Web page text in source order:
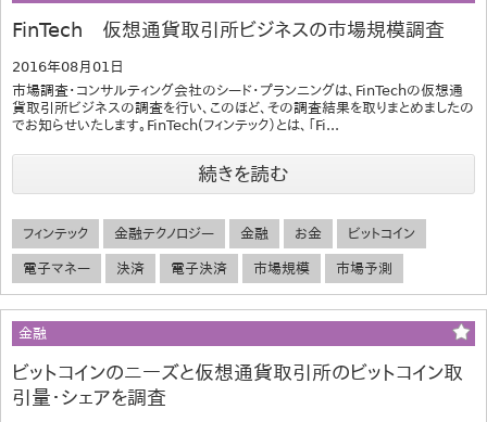
FinTech 仮想通貨取引所ビジネスの市場規模調査
2016年08月01日
市場調査・コンサルティング会社のシード・プランニングは、FinTechの仮想通
貨取引所ビジネスの調査を行い、このほど、その調査結果を取りまとめましたの
でお知らせいたします。FinTech(フィンテック）とは、「Fi...
続きを読む
フィンテック 金融テクノロジー 金融 お金 ビットコイン
電子マネー 決済 電子決済 市場規模 市場予測
金融
ビットコインのニーズと仮想通貨取引所のビットコイン取
引量・シェアを調査